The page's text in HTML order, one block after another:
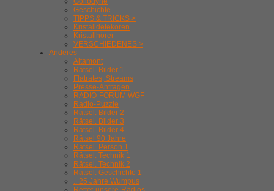
Geschichte
TIPPS & TRICKS >
Kristalldetekoren
Kristallhörer
VERSCHIEDENES >
Anderes
Altamont
Rätsel. Bilder 1
Flatrates, Streams
Presse-Anfragen
RADIO-FORUM WGF
Radio-Puzzle
Rätsel. Bilder 2
Rätsel. Bilder 3
Rätsel. Bilder 4
Rätsel 90 Jahre
Rätsel. Person 1
Rätsel. Technik 1
Rätsel. Technik 2
Rätsel. Geschichte 1
.. 25 Jahre Wumpus